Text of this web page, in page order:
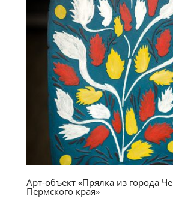
Арт-объект «Прялка из города
Пермского края»